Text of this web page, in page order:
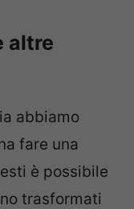
altre
abbiamo
fare una
è possibile
trasformati